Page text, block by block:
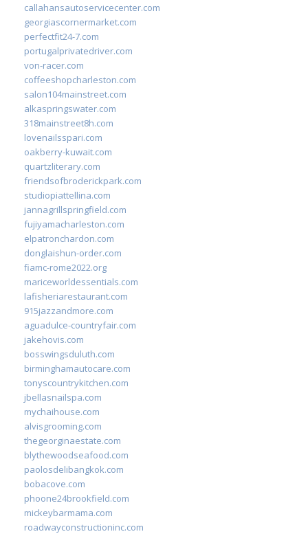
callahansautoservicecenter.com
georgiascornermarket.com
perfectfit24-7.com
portugalprivatedriver.com
von-racer.com
coffeeshopcharleston.com
salon104mainstreet.com
alkaspringswater.com
318mainstreet8h.com
lovenailsspari.com
oakberry-kuwait.com
quartzliterary.com
friendsofbroderickpark.com
studiopiattellina.com
jannagrillspringfield.com
fujiyamacharleston.com
elpatronchardon.com
donglaishun-order.com
fiamc-rome2022.org
mariceworldessentials.com
lafisheriarestaurant.com
915jazzandmore.com
aguadulce-countryfair.com
jakehovis.com
bosswingsduluth.com
birminghamautocare.com
tonyscountrykitchen.com
jbellasnailspa.com
mychaihouse.com
alvisgrooming.com
thegeorginaestate.com
blythewoodseafood.com
paolosdelibangkok.com
bobacove.com
phoone24brookfield.com
mickeybarmama.com
roadwayconstructioninc.com